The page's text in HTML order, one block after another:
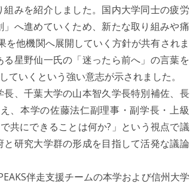
みを紹介しました。国内大学同士の疲労
へ進めていくため、新たな取り組みや痛
を他機関へ展開していく方針が共有されま
星野仙一氏の「迷ったら前へ」の言葉を
いくという強い意志が示されました。
、千葉大学の山本智久学長特別補佐、長
、本学の佐藤法仁副理事・副学長・上級
共にできることは何か?」という視点で議
研究大学群の形成を目指して活発な議論
伴走支援チームの本学および信州大学